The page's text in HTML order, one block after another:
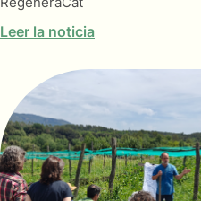
Leer la noticia